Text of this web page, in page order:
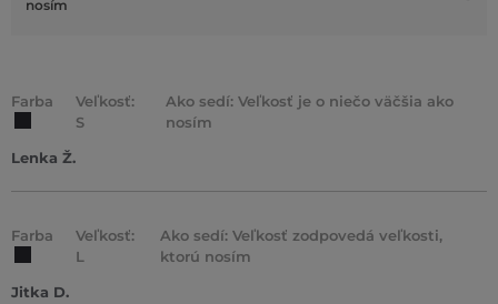
nosím
Farba
Veľkosť:
S
Ako sedí: Veľkosť je o niečo väčšia ako
nosím
Lenka Ž.
Farba
Veľkosť:
L
Ako sedí: Veľkosť zodpovedá veľkosti,
ktorú nosím
Jitka D.